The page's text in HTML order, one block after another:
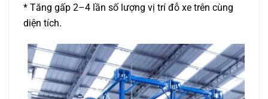
* Tăng gấp 2–4 lần số lượng vị trí đỗ xe trên cùng
diện tích.